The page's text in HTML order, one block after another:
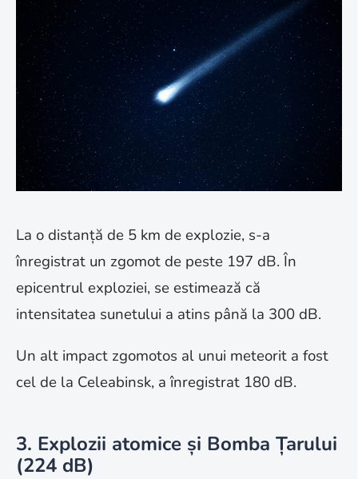
La o distanță de 5 km de explozie, s-a
înregistrat un zgomot de peste 197 dB. În
epicentrul exploziei, se estimează că
intensitatea sunetului a atins până la 300 dB.
Un alt impact zgomotos al unui meteorit a fost
cel de la Celeabinsk, a înregistrat 180 dB.
3. Explozii atomice și Bomba Țarului
(224 dB)